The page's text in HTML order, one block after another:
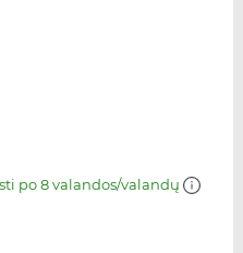
po 8 valandos/valandų